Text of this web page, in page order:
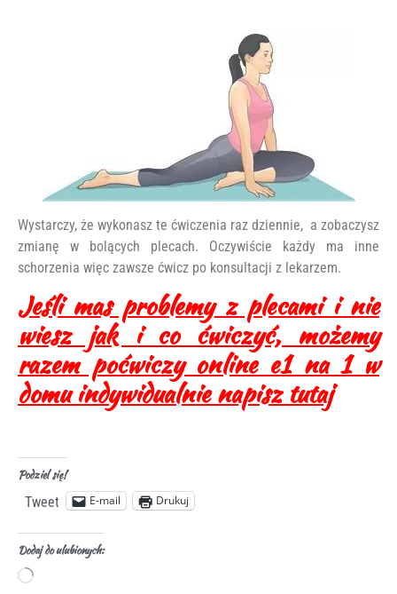
Wystarczy, że wykonasz te ćwiczenia raz dziennie, a zobaczysz
zmianę w bolących plecach. Oczywiście każdy ma inne
schorzenia więc zawsze ćwicz po konsultacji z lekarzem.
Jeśli mas problemy z plecami i nie
wiesz jak i co ćwiczyć, możemy
razem poćwiczy online e1 na 1 w
domu indywidualnie napisz tutaj
Podziel się!
Tweet E-mail Drukuj
Dodaj do ulubionych: